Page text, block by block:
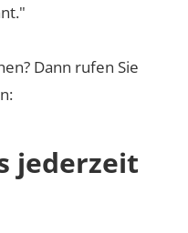
Dann rufen Sie
jederzeit